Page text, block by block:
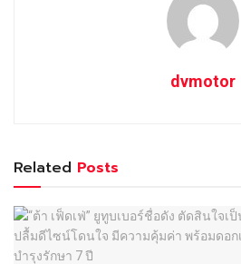
dvmotor
Related Posts